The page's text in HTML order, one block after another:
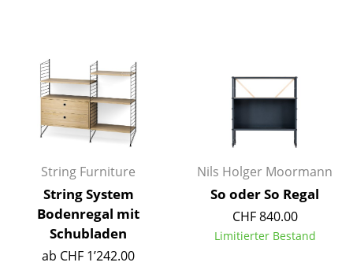
Aufbewahrungsboxen
Decken
Kissen
Teppiche
Vorhänge
... alle Accessoires
String Furniture
String System
Bodenregal mit
Schubladen
ab CHF 1’242.00
Nils Holger Moormann
So oder So Regal
CHF 840.00
Limitierter Bestand